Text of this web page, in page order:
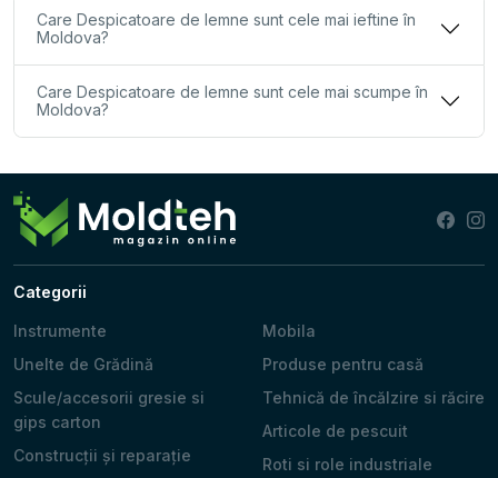
Care Despicatoare de lemne sunt cele mai ieftine în
Moldova?
Care Despicatoare de lemne sunt cele mai scumpe în
Moldova?
Categorii
Instrumente
Unelte de Grădină
Scule/accesorii gresie si
gips carton
Construcții și reparație
Mobila
Produse pentru casă
Tehnică de încălzire si răcire
Articole de pescuit
Roti si role industriale